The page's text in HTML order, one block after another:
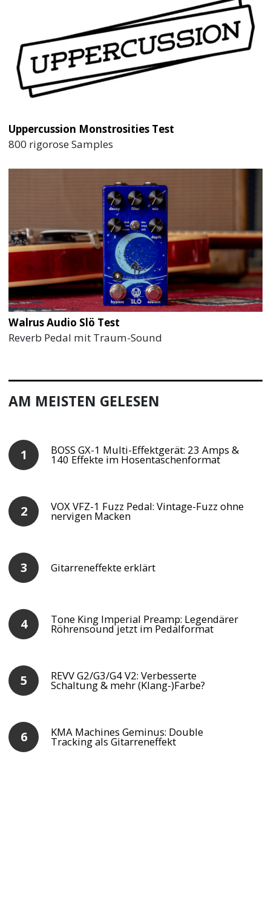
Uppercussion Monstrosities Test
800 rigorose Samples
Walrus Audio Slö Test
Reverb Pedal mit Traum-Sound
AM MEISTEN GELESEN
BOSS GX-1 Multi-Effektgerät: 23 Amps &
140 Effekte im Hosentaschenformat
VOX VFZ-1 Fuzz Pedal: Vintage-Fuzz ohne
nervigen Macken
Gitarreneffekte erklärt
Tone King Imperial Preamp: Legendärer
Röhrensound jetzt im Pedalformat
REVV G2/G3/G4 V2: Verbesserte
Schaltung & mehr (Klang-)Farbe?
KMA Machines Geminus: Double
Tracking als Gitarreneffekt